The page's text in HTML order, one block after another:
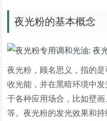
夜光粉的基本概念
夜光粉，顾名思义，指的
收光能，并在黑暗环境中
于各种应用场合，比如壁
等。夜光粉的发光效果和